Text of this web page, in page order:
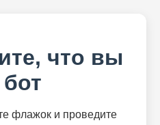
что вы
флажок и проведите